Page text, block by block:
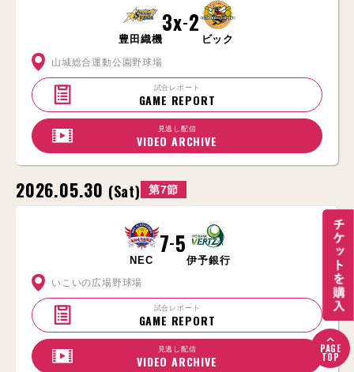
豊田織機
3x-2
ビック
山城総合運動公園野球場
試合レポート
GAME REPORT
見逃し配信
VIDEO ARCHIVE
2026.05.30 (Sat) 第7節
NEC
7-5
伊予銀行
いこいの広場野球場
試合レポート
GAME REPORT
見逃し配信
VIDEO ARCHIVE
PAGE
TOP